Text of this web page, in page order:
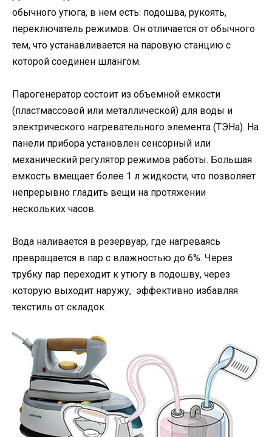
обычного утюга, в нем есть: подошва, рукоять,
переключатель режимов. Он отличается от обычного
тем, что устанавливается на паровую станцию с
которой соединен шлангом.
Парогенератор состоит из объемной емкости
(пластмассовой или металлической) для воды и
электрического нагревательного элемента (ТЭНа). На
панели прибора установлен сенсорный или
механический регулятор режимов работы. Большая
емкость вмещает более 1 л жидкости, что позволяет
непрерывно гладить вещи на протяжении
нескольких часов.
Вода наливается в резервуар, где нагреваясь
превращается в пар с влажностью до 6%. Через
трубку пар переходит к утюгу в подошву, через
которую выходит наружу, эффективно избавляя
текстиль от складок.